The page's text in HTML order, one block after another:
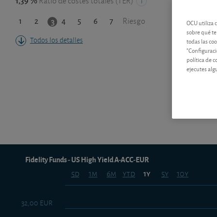
1 2 3 4 5 6 7 Riesgo
Todos los detalles
5d 1m 6m ytd 1y 5y 10y
Fidelity Funds - US High Yield A-ACC-EUR
32,00 EUR
OCU utiliza
sobre qué
todas las
política de
ejecutes